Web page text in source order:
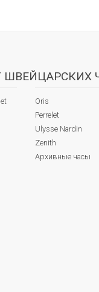
ШВЕЙЦАРСКИХ
Oris
Perrelet
Ulysse Nardin
Zenith
Архивные часы